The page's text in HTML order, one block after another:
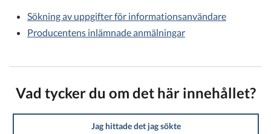
Sökning av uppgifter för informationsanvändare
Producentens inlämnade anmälningar
Vad tycker du om det här innehållet?
Jag hittade det jag sökte